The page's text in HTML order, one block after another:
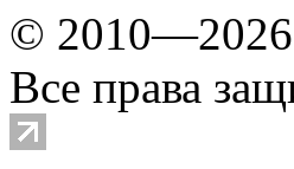
© 2010—2026
Все права